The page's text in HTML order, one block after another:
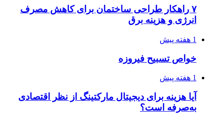
۷ راهکار طراحی ساختمان برای کاهش مصرف
انرژی و هزینه برق
1 هفته پیش
خواص تسبیح فیروزه
1 هفته پیش
آیا هزینه برای دیجیتال مارکتینگ از نظر اقتصادی
به‌صرفه است؟